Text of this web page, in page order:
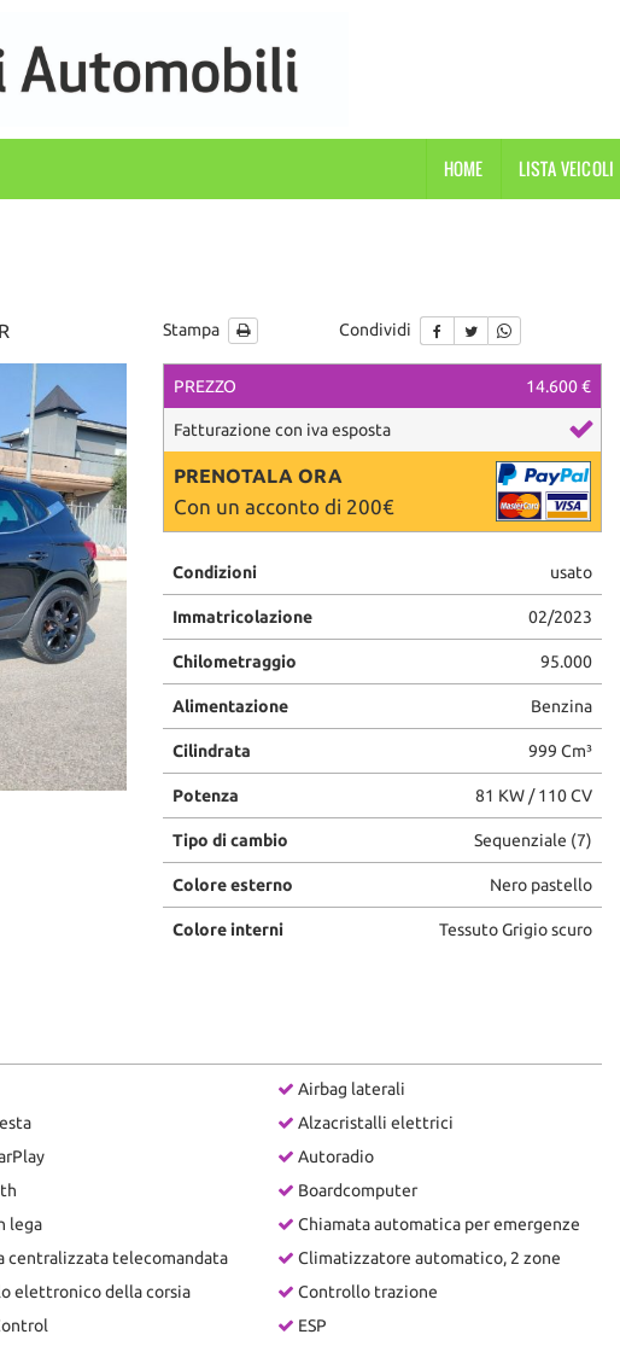
HOME LISTA VEICOLI
Stampa Condividi
PREZZO 14.600 €
Fatturazione con iva esposta
PRENOTALA ORA
Con un acconto di 200€
Condizioni usato
Immatricolazione 02/2023
Chilometraggio 95.000
Alimentazione Benzina
Cilindrata 999 Cm³
Potenza 81 KW / 110 CV
Tipo di cambio Sequenziale (7)
Colore esterno Nero pastello
Colore interni Tessuto Grigio scuro
lega
centralizzata telecomandata
elettronico della corsia
Airbag laterali
Alzacristalli elettrici
Autoradio
Boardcomputer
Chiamata automatica per emergenze
Climatizzatore automatico, 2 zone
Controllo trazione
ESP